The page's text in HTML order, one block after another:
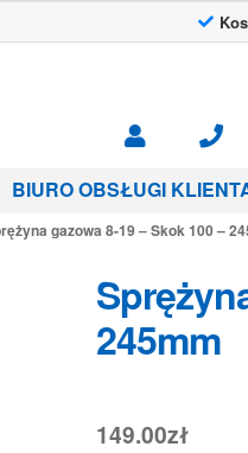
BIURO OBSŁUGI
gazowa 8-19 – Skok 100 –
245mm
149.00zł